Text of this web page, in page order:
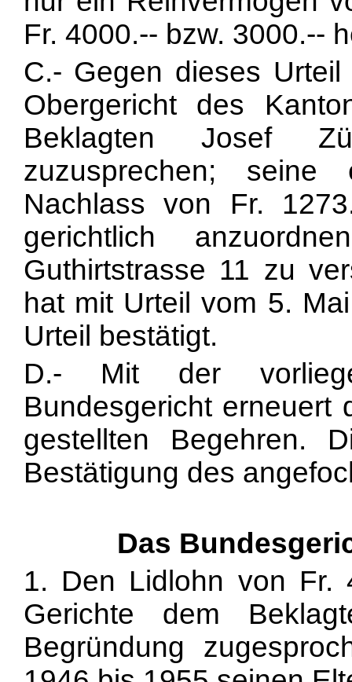
Fr. 4000.-- bzw. 3000.--
C.- Gegen dieses
Obergericht des
Beklagten Josef
zuzusprechen;
Nachlass von Fr.
gerichtlich
Guthirtstrasse 11 zu
hat mit Urteil vom 5.
Urteil bestätigt.
D.- Mit der
Bundesgericht erneuert
gestellten Begehren.
Bestätigung des
Das
1. Den Lidlohn von Fr.
Gerichte dem
Begründung